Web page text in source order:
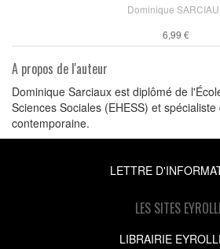
Dominique
6,99 €
A propos de l'auteur
Dominique Sarciaux est diplômé de
Sciences Sociales (EHESS) et
contemporaine.
LETTRE
LES SITES
LIBRAIRIE